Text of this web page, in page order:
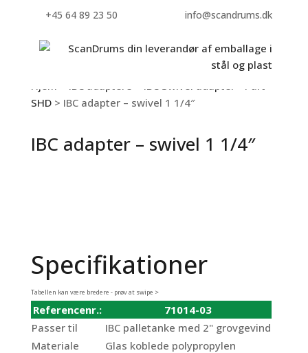
+45 64 89 23 50 info@scandrums.dk
Hjem IBC adaptere
IBC Swivel adapter - Part
SHD> IBC adapter – swivel 1 1/4″
IBC adapter – swivel 1 1/4″
Specifikationer
Tabellen kan være bredere - prøv at swipe >
Referencenr.:
71014-03
Passer til
IBC palletanke med 2" grovgevind
Materiale
Glas koblede polypropylen